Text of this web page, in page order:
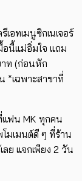
อทเมนูซิกเนเจอร์
นี้แม่อิ่มใจ แถม
าท (ก่อนหัก
*เฉพาะสาขาที่
แฟน MK ทุกคน
มเมนต์ดี ๆ ที่ร้าน
ย แจกเพียง 2 วัน